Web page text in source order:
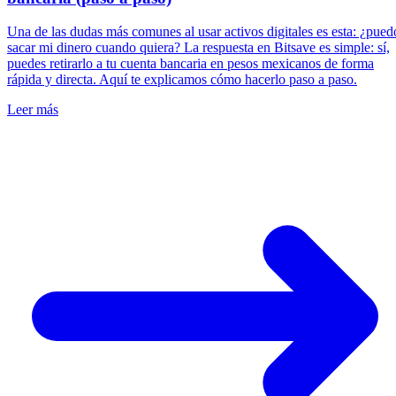
Una de las dudas más comunes al usar activos digitales es esta:
sacar mi dinero cuando quiera? La respuesta en Bitsave es simple: sí,
puedes retirarlo a tu cuenta bancaria en pesos mexicanos de forma
rápida y directa. Aquí te explicamos cómo hacerlo paso a paso.
Leer más